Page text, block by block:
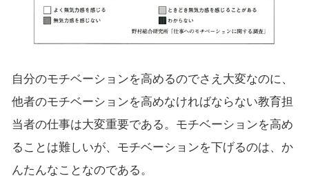
自分のモチベーションを高めるのでさえ大変なのに、
他者のモチベーションを高めなければならない教育担
当者の仕事は大変重要である。モチベーションを高め
ることは難しいが、モチベーションを下げるのは、か
んたんなことなのである。